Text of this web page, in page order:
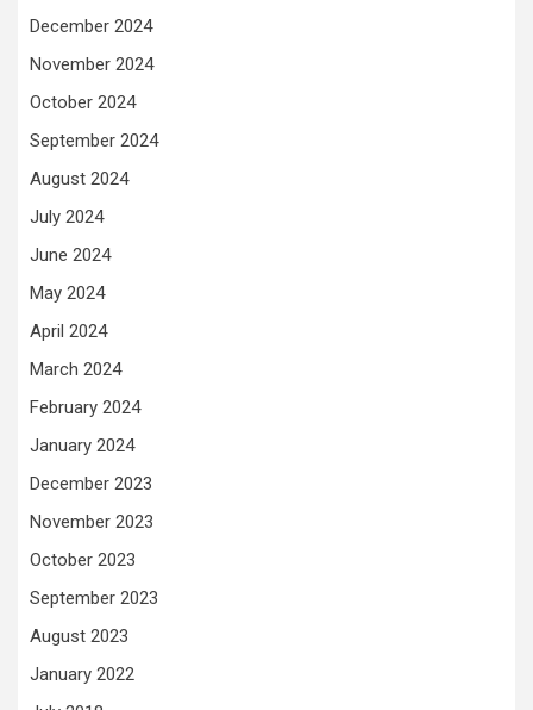
December 2024
November 2024
October 2024
September 2024
August 2024
July 2024
June 2024
May 2024
April 2024
March 2024
February 2024
January 2024
December 2023
November 2023
October 2023
September 2023
August 2023
January 2022